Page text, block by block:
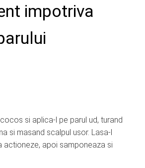
impotriva
si aplica-l pe parul ud, turand
si masand scalpul usor. Lasa-l
actioneze, apoi samponeaza si